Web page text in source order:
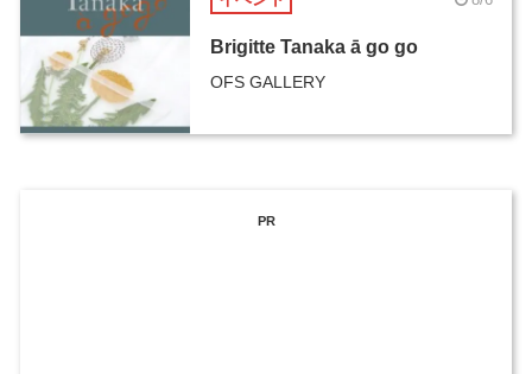
Brigitte Tanaka ā go go
OFS GALLERY
PR